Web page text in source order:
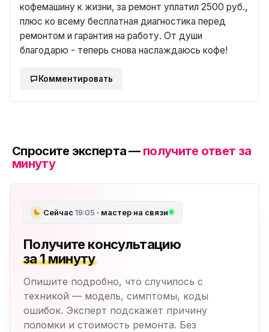
кофемашину к жизни, за ремонт уплатил 2500 руб.,
плюс ко всему бесплатная диагностика перед
ремонтом и гарантия на работу. От души
благодарю - теперь снова наслаждаюсь кофе!
Комментировать
Спросите эксперта — получите ответ за
минуту
Сейчас19:05 · мастер на связи
Получите консультацию
за 1 минуту
Опишите подробно, что случилось с
техникой — модель, симптомы, коды
ошибок. Эксперт подскажет причину
поломки и стоимость ремонта. Без